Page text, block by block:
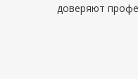
доверяют